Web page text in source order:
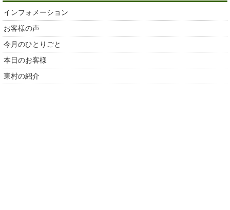
インフォメーション
お客様の声
今月のひとりごと
本日のお客様
東村の紹介